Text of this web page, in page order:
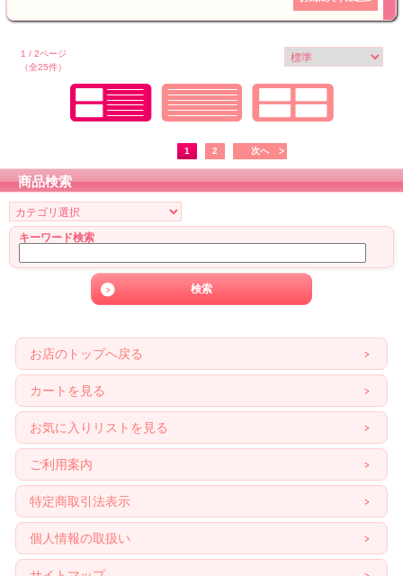
1 / 2ページ
（全25件）
1 2 次へ
商品検索
キーワード検索
お店のトップへ戻る
カートを見る
お気に入りリストを見る
ご利用案内
特定商取引法表示
個人情報の取扱い